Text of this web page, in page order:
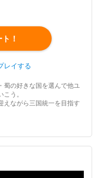
！
レイする
の好きな国を選んで他ユ
う。
えながら三国統一を目指す
せよう！
る。
姫の育成素材が獲得でき